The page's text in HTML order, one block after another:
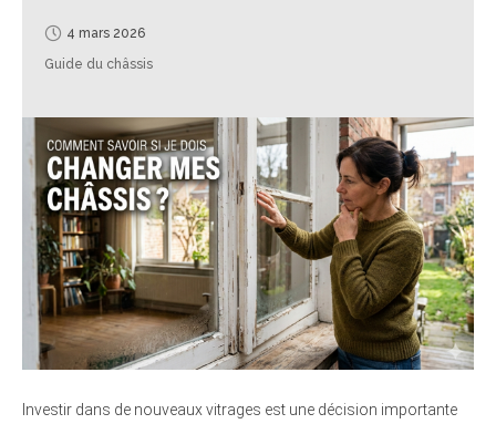
4 mars 2026
Guide du châssis
Investir dans de nouveaux vitrages est une décision importante